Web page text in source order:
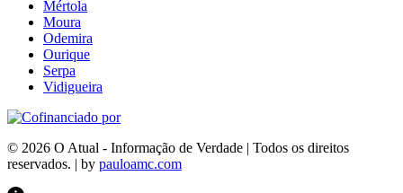
Mértola
Moura
Odemira
Ourique
Serpa
Vidigueira
© 2026 O Atual - Informação de Verdade | Todos os direitos
reservados. | by pauloamc.com